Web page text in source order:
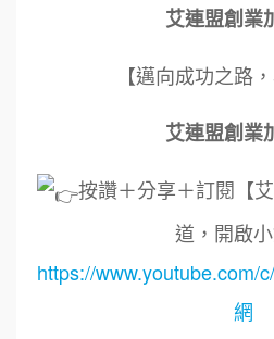
艾連盟創業
【邁向成功之路
艾連盟創業
按讚＋分享＋訂閱【
道，開啟
https://www.youtube.com/
網